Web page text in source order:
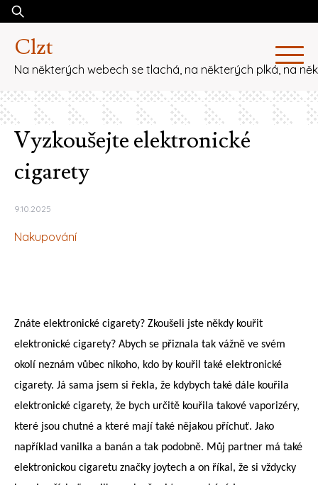
Skip
content
Vyhledávání
Clzt
Na některých webech se tlachá, na některých plká, na
Vyzkoušejte elektronické
cigarety
9.10.2025
Nakupování
Znáte elektronické cigarety? Zkoušeli jste někdy kouřit
elektronické cigarety? Abych se přiznala tak vážně ve svém
okolí neznám vůbec nikoho, kdo by kouřil také elektronické
cigarety. Já sama jsem si řekla, že kdybych také dále kouřila
elektronické cigarety, že bych určitě kouřila takové vaporizéry,
které jsou chutné a které mají také nějakou příchuť. Jako
například vanilka a banán a tak podobně. Můj partner má také
elektronickou cigaretu značky joytech a on říkal, že si vždycky